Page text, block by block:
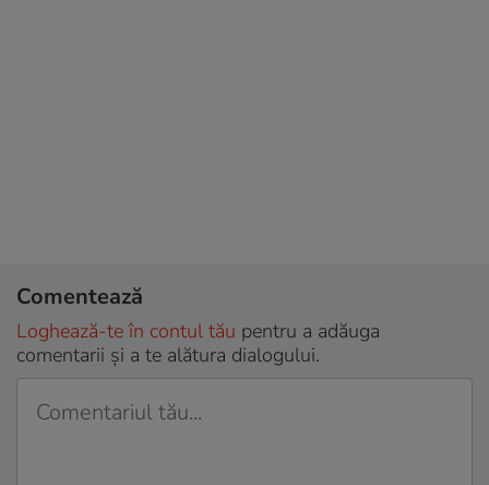
Comentează
Loghează-te în contul tău pentru a adăuga
comentarii și a te alătura dialogului.